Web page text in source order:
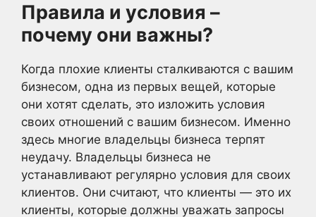
Правила и условия –
почему они важны?
Когда плохие клиенты сталкиваются с вашим
бизнесом, одна из первых вещей, которые
они хотят сделать, это изложить условия
своих отношений с вашим бизнесом. Именно
здесь многие владельцы бизнеса терпят
неудачу. Владельцы бизнеса не
устанавливают регулярно условия для своих
клиентов. Они считают, что клиенты — это их
клиенты, которые должны уважать запросы